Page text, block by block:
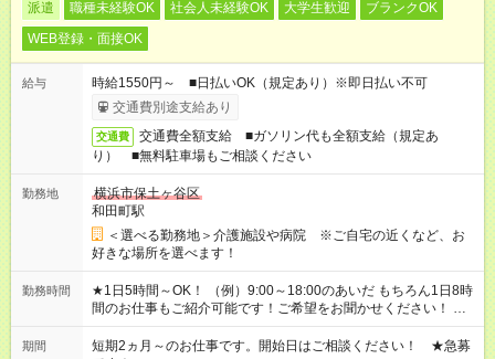
派遣 職種未経験OK 社会人未経験OK 大学生歓迎
ブランクOK
WEB登録・面接OK
給与
時給1550円～ ■日払いOK（規定あり）※即日払い不可
交通費別途支給あり
交通費
交通費全額支給 ■ガソリン代も全額支給（規定あ
り） ■無料駐車場もご相談ください
勤務地
横浜市保土ヶ谷区
和田町駅
＜選べる勤務地＞介護施設や病院 ※ご自宅の近くなど、お
好きな場所を選べます！
勤務時間
★1日5時間～OK！ （例）9:00～18:00のあいだ もちろん1日8時
間のお仕事もご紹介可能です！ご希望をお聞かせください！ ※
週最低15時間以上の勤務が必要です
期間
短期2ヵ月～のお仕事です。開始日はご相談ください！ ★急募